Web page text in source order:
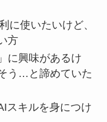
に使いたいけど、
方
に興味があるけ
う…と諦めていた
スキルを身につけ